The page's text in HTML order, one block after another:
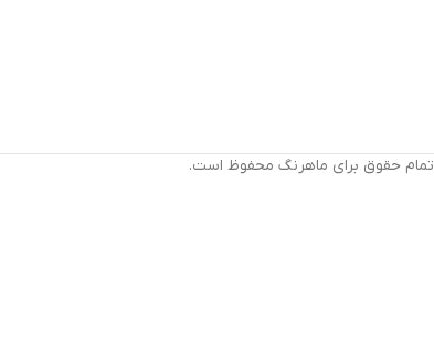
تمام حقوق برای ماهرنگ محفوظ است.